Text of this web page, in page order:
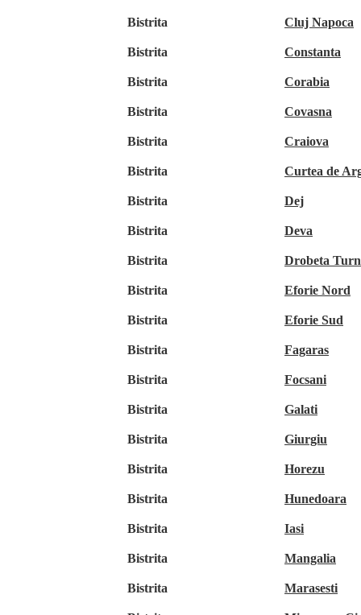
Bistrita Cluj Napoca
Bistrita Constanta
Bistrita Corabia
Bistrita Covasna
Bistrita Craiova
Bistrita Curtea de
Bistrita Dej
Bistrita Deva
Bistrita Drobeta
Bistrita Eforie Nord
Bistrita Eforie Sud
Bistrita Fagaras
Bistrita Focsani
Bistrita Galati
Bistrita Giurgiu
Bistrita Horezu
Bistrita Hunedoara
Bistrita Iasi
Bistrita Mangalia
Bistrita Marasesti